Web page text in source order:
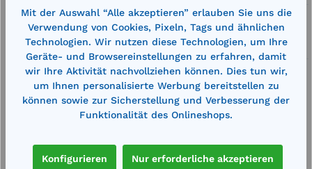
Lieferung frei Haus
Zertifizierte Qualität
Außenmaße (BxTxH): 1200 x 800 x 195 mm
Mit der Auswahl “Alle akzeptieren” erlauben Sie uns die
Verwendung von Cookies, Pixeln, Tags und ähnlichen
Technologien. Wir nutzen diese Technologien, um Ihre
Geräte- und Browsereinstellungen zu erfahren, damit
wir Ihre Aktivität nachvollziehen können. Dies tun wir,
um Ihnen personalisierte Werbung bereitstellen zu
können sowie zur Sicherstellung und Verbesserung der
Funktionalität des Onlineshops.
Konfigurieren Nur erforderliche akzeptieren